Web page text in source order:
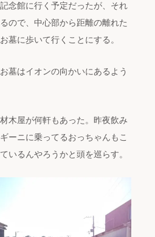
念館に行く予定だったが、それ
ので、中心部から距離の離れた
墓に歩いて行くことにする。
墓はイオンの向かいにあるよう
木屋が何軒もあった。昨夜飲み
ーニに乗ってるおっちゃんもこ
いるんやろうかと頭を巡らす。